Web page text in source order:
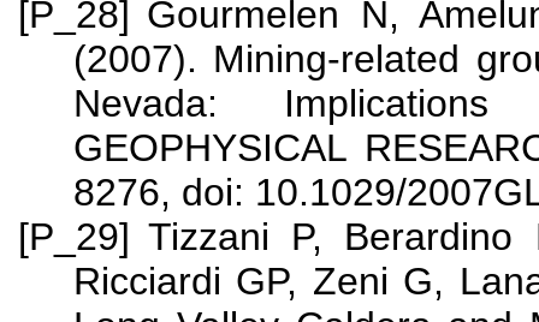
[P_28] Gourmelen N,
(2007). Mining-related
Nevada:
GEOPHYSICAL
8276, doi: 10.1029/
[P_29] Tizzani P,
Ricciardi GP, Zeni G,